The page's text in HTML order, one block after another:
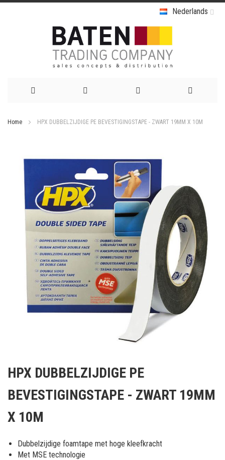
Nederlands
inhoud
Home HPX DUBBELZIJDIGE PE BEVESTIGINGSTAPE - ZWART 19MM X 10M
afbeeldingen-
het
van
afbeeldingen-
HPX DUBBELZIJDIGE PE
BEVESTIGINGSTAPE - ZWART 19MM
X 10M
Dubbelzijdige foamtape met hoge kleefkracht
Met MSE technologie